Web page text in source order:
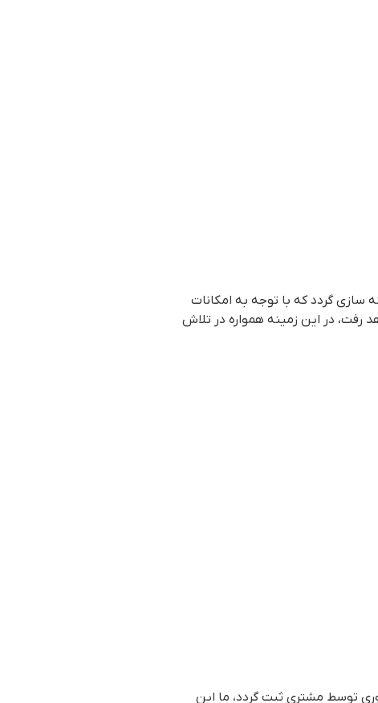
سازی گردد که با توجه به امکانات
رفت، در این زمینه همواره در تلاش
به صورت سفارش فوری توسط مشتری ثبت گردد، ما این